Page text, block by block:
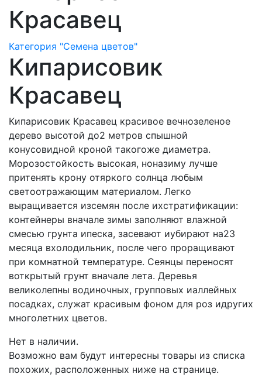
Красавец
Категория "Семена цветов"
Кипарисовик
Красавец
Кипарисовик Красавец красивое вечнозеленое
дерево высотой до2 метров спышной
конусовидной кроной такогоже диаметра.
Морозостойкость высокая, ноназиму лучше
притенять крону отяркого солнца любым
светоотражающим материалом. Легко
выращивается изсемян после ихстратификации:
контейнеры вначале зимы заполняют влажной
смесью грунта ипеска, засевают иубирают на23
месяца вхолодильник, после чего проращивают
при комнатной температуре. Сеянцы переносят
воткрытый грунт вначале лета. Деревья
великолепны водиночных, групповых иаллейных
посадках, служат красивым фоном для роз идругих
многолетних цветов.
Нет в наличии.
Возможно вам будут интересны товары из списка
похожих, расположенных ниже на странице.